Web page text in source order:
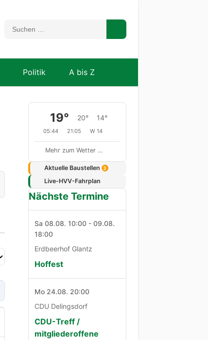
Politik A bis Z
19° 20° 14°
05:44 21:05 W 14
Mehr zum Wetter …
Aktuelle Baustellen 3
Live-HVV-Fahrplan
Nächste Termine
Sa 08.08. 10:00 - 09.08.
18:00
Erdbeerhof Glantz
Hoffest
Mo 24.08. 20:00
CDU Delingsdorf
CDU-Treff /
mitgliederoffene